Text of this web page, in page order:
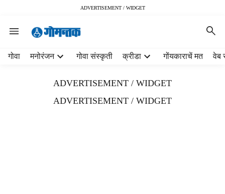
ADVERTISEMENT / WIDGET
गोवा मनोरंजन गोवा संस्कृती क्रीडा गोंयकाराचें मत वेब
ADVERTISEMENT / WIDGET
ADVERTISEMENT / WIDGET